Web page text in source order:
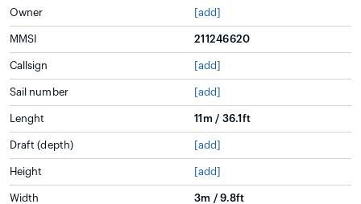
Owner [add]
MMSI 211246620
Callsign [add]
Sail number [add]
Lenght 11m / 36.1ft
Draft (depth) [add]
Height [add]
Width 3m / 9.8ft